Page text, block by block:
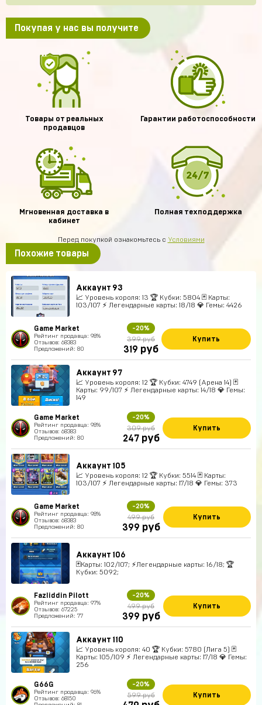
Покупая у нас вы получите
Товары от реальных
продавцов
Гарантии работоспособности
Мгновенная доставка в
кабинет
Полная техподдержка
Перед покупкой ознакомьтесь с Условиями
Похожие товары
Аккаунт 93
📈 Уровень короля: 13 🏆 Кубки: 5804 🃏 Карты:
103/107 ⚡ Легендарные карты: 18/18 💎 Гемы: 4426
Game Market
Рейтинг продавца: 98%
Отзывов: 68383
Предложений: 80
-20%
399 руб
319 руб
Купить
Аккаунт 97
📈 Уровень короля: 12 🏆 Кубки: 4749 (Арена 14) 🃏
Карты: 99/107 ⚡ Легендарные карты: 14/18 💎 Гемы:
149
Game Market
Рейтинг продавца: 98%
Отзывов: 68383
Предложений: 80
-20%
309 руб
247 руб
Купить
Аккаунт 105
📈 Уровень короля: 12 🏆 Кубки: 5514 🃏 Карты:
103/107 ⚡ Легендарные карты: 17/18 💎 Гемы: 373
Game Market
Рейтинг продавца: 98%
Отзывов: 68383
Предложений: 80
-20%
499 руб
399 руб
Купить
Аккаунт 106
🃏Карты: 102/107; ⚡Легендарные карты: 16/18; 🏆
Кубки: 5092;
Fazliddin Pilott
Рейтинг продавца: 97%
Отзывов: 67225
Предложений: 77
-20%
499 руб
399 руб
Купить
Аккаунт 110
📈 Уровень короля: 40 🏆 Кубки: 5780 (Лига 5) 🃏
Карты: 105/109 ⚡ Легендарные карты: 17/18 💎 Гемы:
256
G66G
Рейтинг продавца: 96%
Отзывов: 68150
-20%
599 руб Купить